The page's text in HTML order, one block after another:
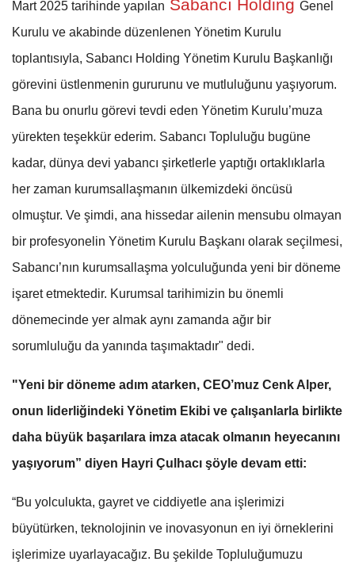
Mart 2025 tarihinde yapılan Sabancı Holding Genel
Kurulu ve akabinde düzenlenen Yönetim Kurulu
toplantısıyla, Sabancı Holding Yönetim Kurulu Başkanlığı
görevini üstlenmenin gururunu ve mutluluğunu yaşıyorum.
Bana bu onurlu görevi tevdi eden Yönetim Kurulu’muza
yürekten teşekkür ederim. Sabancı Topluluğu bugüne
kadar, dünya devi yabancı şirketlerle yaptığı ortaklıklarla
her zaman kurumsallaşmanın ülkemizdeki öncüsü
olmuştur. Ve şimdi, ana hissedar ailenin mensubu olmayan
bir profesyonelin Yönetim Kurulu Başkanı olarak seçilmesi,
Sabancı’nın kurumsallaşma yolculuğunda yeni bir döneme
işaret etmektedir. Kurumsal tarihimizin bu önemli
dönemecinde yer almak aynı zamanda ağır bir
sorumluluğu da yanında taşımaktadır" dedi.
"Yeni bir döneme adım atarken, CEO’muz Cenk Alper,
onun liderliğindeki Yönetim Ekibi ve çalışanlarla birlikte
daha büyük başarılara imza atacak olmanın heyecanını
yaşıyorum” diyen Hayri Çulhacı şöyle devam etti:
“Bu yolculukta, gayret ve ciddiyetle ana işlerimizi
büyütürken, teknolojinin ve inovasyonun en iyi örneklerini
işlerimize uyarlayacağız. Bu şekilde Topluluğumuzu